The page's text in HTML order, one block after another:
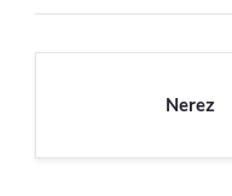
Nerez